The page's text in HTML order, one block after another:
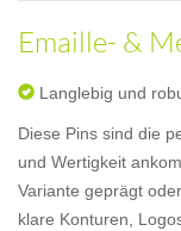
Emaille- &
Langlebig und
Diese Pins sind die
und Wertigkeit
Variante geprägt
klare Konturen,